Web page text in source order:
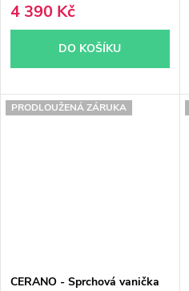
4 390 Kč
DO KOŠÍKU
PRODLOUŽENÁ ZÁRUKA
CERANO - Sprchová vanička